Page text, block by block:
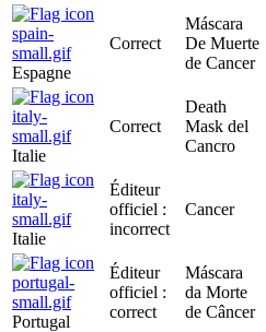
Espagne
Correct
Máscara
De Muerte
de Cancer
Italie
Correct
Death
Mask del
Cancro
Italie
Éditeur
officiel :
incorrect
Cancer
Portugal
Éditeur
officiel :
correct
Máscara
da Morte
de Câncer